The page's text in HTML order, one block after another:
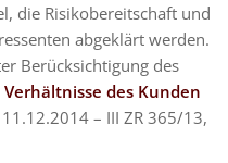
die Risikobereitschaft und
abgeklärt werden.
Berücksichtigung des
des Kunden
– III ZR 365/13,